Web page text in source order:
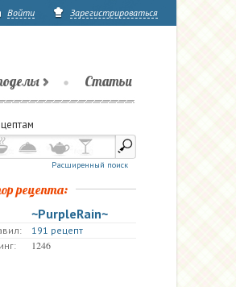
Войти Зарегистрироваться
Статьи
Расширенный поиск
рецепта:
~PurpleRain~
191 рецепт
1246